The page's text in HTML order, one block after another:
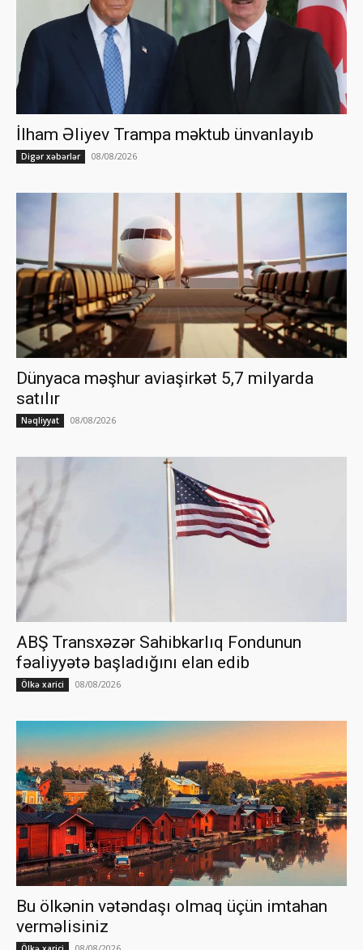
İlham Əliyev Trampa məktub ünvanlayıb
Digər xəbərlər 08/08/2026
Dünyaca məşhur aviaşirkət 5,7 milyarda
satılır
Nəqliyyat 08/08/2026
ABŞ Transxəzər Sahibkarlıq Fondunun
fəaliyyətə başladığını elan edib
Ölkə xarici 08/08/2026
Bu ölkənin vətəndaşı olmaq üçün imtahan
verməlisiniz